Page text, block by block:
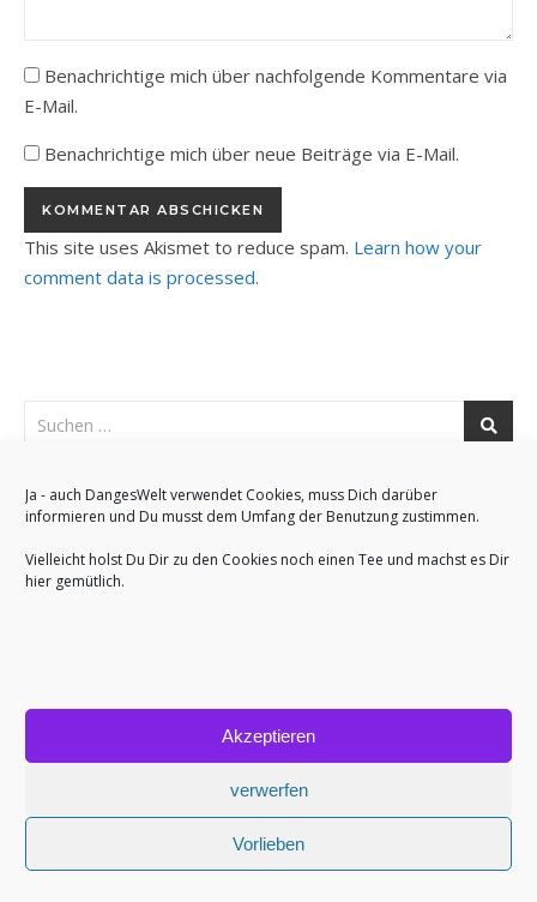
Ja - auch DangesWelt verwendet Cookies, muss Dich darüber
informieren und Du musst dem Umfang der Benutzung zustimmen.
Vielleicht holst Du Dir zu den Cookies noch einen Tee und machst es Dir
hier gemütlich.
Akzeptieren
verwerfen
Vorlieben
Benachrichtige mich über nachfolgende Kommentare via
E-Mail.
Benachrichtige mich über neue Beiträge via E-Mail.
This site uses Akismet to reduce spam. Learn how your
comment data is processed.
FOLGE UNS AUF INSTAGRAM UND FACEBOOK
Instagram
Facebook
Gib deine E-Mail-Adresse an, um diesen Blog zu
abonnieren und Benachrichtigungen über neue Beiträge via
E-Mail zu erhalten.
E-Mail-Adresse